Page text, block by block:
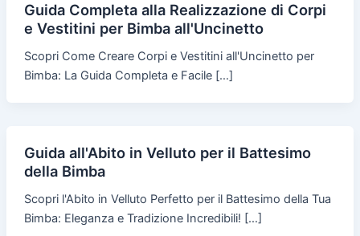
Guida Completa alla Realizzazione di Corpi
e Vestitini per Bimba all'Uncinetto
Scopri Come Creare Corpi e Vestitini all'Uncinetto per
Bimba: La Guida Completa e Facile […]
Guida all'Abito in Velluto per il Battesimo
della Bimba
Scopri l'Abito in Velluto Perfetto per il Battesimo della Tua
Bimba: Eleganza e Tradizione Incredibili! […]